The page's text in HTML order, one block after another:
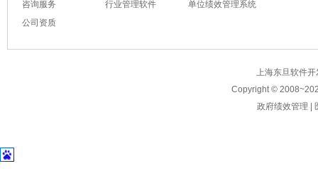
咨询服务
公司资质
行业管理软件
单位绩效管理系统
上海东旦软件
Copyright © 2008~
政府绩效管理